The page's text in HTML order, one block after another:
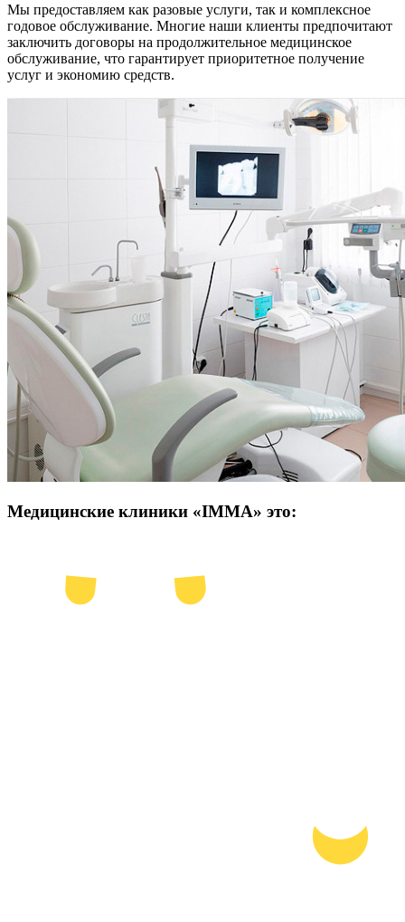
Мы предоставляем как разовые услуги, так и комплексное
годовое обслуживание. Многие наши клиенты предпочитают
заключить договоры на продолжительное медицинское
обслуживание, что гарантирует приоритетное получение
услуг и экономию средств.
Медицинские клиники «IMMA» это: